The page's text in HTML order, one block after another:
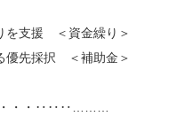
を支援 ＜資金繰り＞
優先採択 ＜補助金＞
・・‥‥‥………